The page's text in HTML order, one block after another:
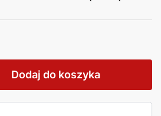
Dodaj do koszyka